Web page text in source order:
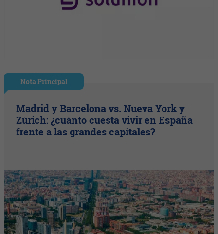
Nota Principal
Madrid y Barcelona vs. Nueva York y
Zúrich: ¿cuánto cuesta vivir en España
frente a las grandes capitales?